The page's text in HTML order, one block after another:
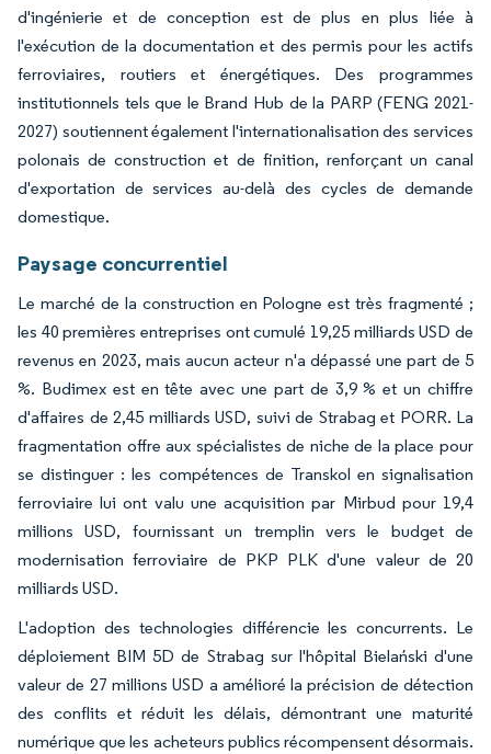
d'ingénierie et de conception est de plus en plus liée à
l'exécution de la documentation et des permis pour les actifs
ferroviaires, routiers et énergétiques. Des programmes
institutionnels tels que le Brand Hub de la PARP (FENG 2021-
2027) soutiennent également l'internationalisation des services
polonais de construction et de finition, renforçant un canal
d'exportation de services au-delà des cycles de demande
domestique.
Paysage concurrentiel
Le marché de la construction en Pologne est très fragmenté ;
les 40 premières entreprises ont cumulé 19,25 milliards USD de
revenus en 2023, mais aucun acteur n'a dépassé une part de 5
%. Budimex est en tête avec une part de 3,9 % et un chiffre
d'affaires de 2,45 milliards USD, suivi de Strabag et PORR. La
fragmentation offre aux spécialistes de niche de la place pour
se distinguer : les compétences de Transkol en signalisation
ferroviaire lui ont valu une acquisition par Mirbud pour 19,4
millions USD, fournissant un tremplin vers le budget de
modernisation ferroviaire de PKP PLK d'une valeur de 20
milliards USD.
L'adoption des technologies différencie les concurrents. Le
déploiement BIM 5D de Strabag sur l'hôpital Bielański d'une
valeur de 27 millions USD a amélioré la précision de détection
des conflits et réduit les délais, démontrant une maturité
numérique que les acheteurs publics récompensent désormais.